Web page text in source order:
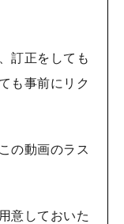
訂正をしても
も事前にリク
の動画のラス
意しておいた